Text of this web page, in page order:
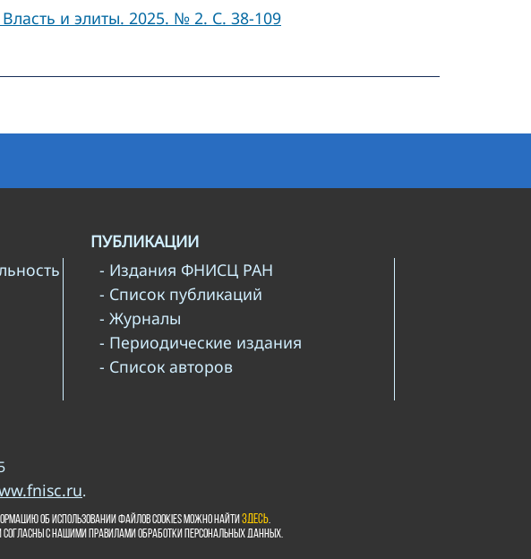
и элиты. 2025. № 2. С. 38-109
ПУБЛИКАЦИИ
- Издания ФНИСЦ РАН
- Список публикаций
- Журналы
- Периодические издания
- Список авторов
.
об использовании файлов cookies можно найтиздесь.
с нашими правилами обработки персональных данных.